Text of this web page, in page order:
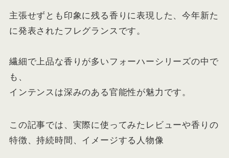
主張せずとも印象に残る香りに表現した、今年新た
に発表されたフレグランスです。
繊細で上品な香りが多いフォーハーシリーズの中で
も、
インテンスは深みのある官能性が魅力です。
この記事では、実際に使ってみたレビューや香りの
特徴、持続時間、イメージする人物像